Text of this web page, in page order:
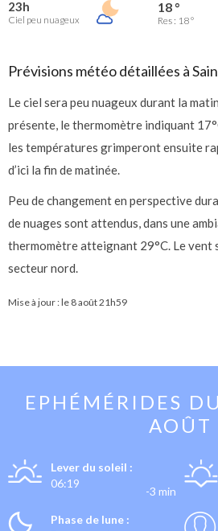
23h
Ciel peu nuageux
18 °
Res : 18 °
Prévisions météo détaillées à
Le ciel sera peu nuageux durant la
présente, le thermomètre indiquant
les températures grimperont ensuite
d’ici la fin de matinée.
Peu de changement en perspective
de nuages sont attendus, dans une
thermomètre atteignant 29°C. Le vent
secteur nord.
Mise à jour : le 8 août 21h59
EPHÉMÉRIDES DU
AOÛT
Lever du soleil :
06:19
-3 min
Phase de lune :